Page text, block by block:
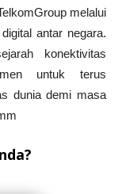
melalui
antar negara.
konektivitas
untuk terus
dunia demi masa